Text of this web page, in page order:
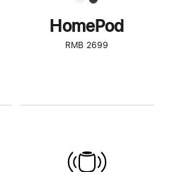
HomePod
RMB 2699